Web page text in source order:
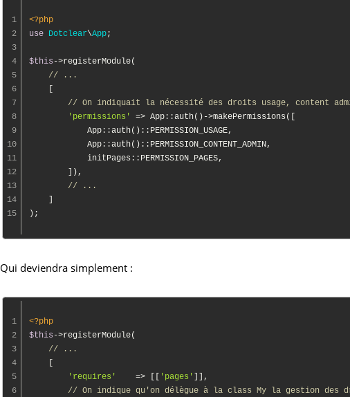
1
2
3
4
5
6
7
8
9
10
11
12
13
14
15
<?php
use Dotclear\App;
$this ->registerModule(
// ...
// On indiquait la nécessité des droits usage, content
'permissions'
=> App::auth()->makePermissions([
            App::auth()::PERMISSION_USAGE,
            App::auth()::PERMISSION_CONTENT_ADMIN,
            initPages::PERMISSION_PAGES,
        ]),
// ...
Qui deviendra simplement :
1
2
3
4
5
6
<?php
$this ->registerModule(
// ...
'requires'
    => [[
'pages'
]],
// On indique qu'on délègue à la class My la gestion des